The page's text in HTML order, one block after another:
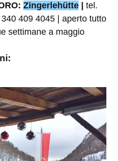
Zingerlehütte
tel.
409 4045 | aperto tutto
settimane a maggio